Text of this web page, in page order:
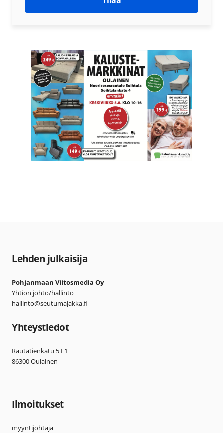
Lehden julkaisija
Pohjanmaan Viitosmedia Oy
Yhtiön johto/hallinto
hallinto@seutumajakka.fi
Yhteystiedot
Rautatienkatu 5 L1
86300 Oulainen
Ilmoitukset
myyntijohtaja